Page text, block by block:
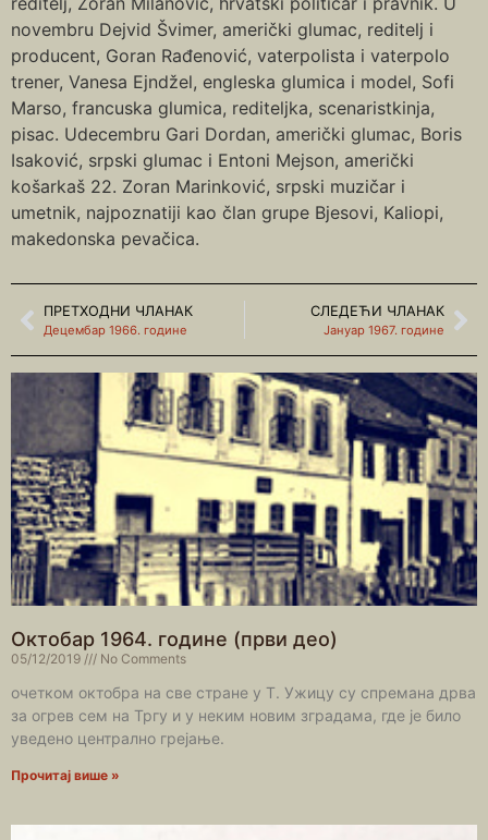
novembru Dejvid Švimer, američki glumac, reditelj i
producent, Goran Rađenović, vaterpolista i vaterpolo
trener, Vanesa Ejndžel, engleska glumica i model, Sofi
Marso, francuska glumica, rediteljka, scenaristkinja,
pisac. Udecembru Gari Dordan, američki glumac, Boris
Isaković, srpski glumac i Entoni Mejson, američki
košarkaš 22. Zoran Marinković, srpski muzičar i
umetnik, najpoznatiji kao član grupe Bjesovi, Kaliopi,
makedonska pevačica.
ПРЕТХОДНИ ЧЛАНАК
Децембар 1966. године
СЛЕДЕЋИ ЧЛАНАК
Јануар 1967. године
Октобар 1964. године (први део)
05/12/2019 No Comments
очетком октобра на све стране у Т. Ужицу су спремана дрва
за огрев сем на Тргу и у неким новим зградама, где је било
уведено централно грејање.
Прочитај више »